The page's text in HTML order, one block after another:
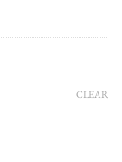
CLEAR